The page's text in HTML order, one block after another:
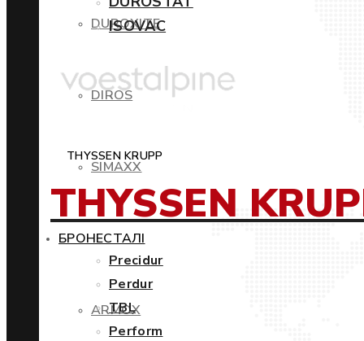
DUROXITE
DIROS
SIMAXX
БРОНЕСТАЛІ
ARMOX
ISOVAC
THYSSEN KRUPP
THYSSEN
Precidur
Perdur
TBL
Perform